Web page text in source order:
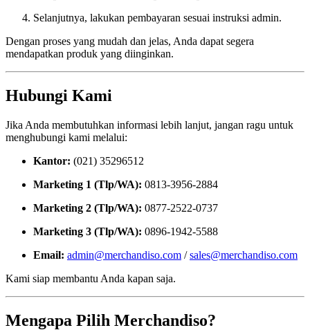
Selanjutnya, lakukan pembayaran sesuai instruksi admin.
Dengan proses yang mudah dan jelas, Anda dapat segera
mendapatkan produk yang diinginkan.
Hubungi Kami
Jika Anda membutuhkan informasi lebih lanjut, jangan ragu untuk
menghubungi kami melalui:
Kantor: (021) 35296512
Marketing 1 (Tlp/WA): 0813-3956-2884
Marketing 2 (Tlp/WA): 0877-2522-0737
Marketing 3 (Tlp/WA): 0896-1942-5588
Email: admin@merchandiso.com /sales@merchandiso.com
Kami siap membantu Anda kapan saja.
Mengapa Pilih Merchandiso?